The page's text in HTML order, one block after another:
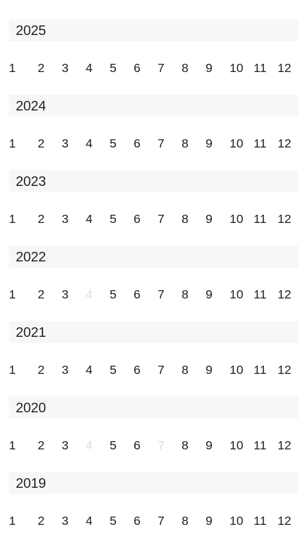
2025
1 2 3 4 5 6 7 8 9 10 11 12
2024
1 2 3 4 5 6 7 8 9 10 11 12
2023
1 2 3 4 5 6 7 8 9 10 11 12
2022
1 2 3 4 5 6 7 8 9 10 11 12
2021
1 2 3 4 5 6 7 8 9 10 11 12
2020
1 2 3 4 5 6 7 8 9 10 11 12
2019
1 2 3 4 5 6 7 8 9 10 11 12